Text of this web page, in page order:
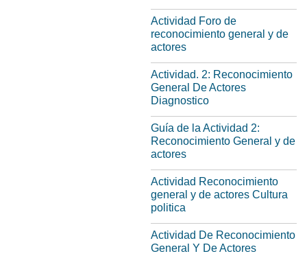
Actividad Foro de
reconocimiento general y de
actores
Actividad. 2: Reconocimiento
General De Actores
Diagnostico
Guía de la Actividad 2:
Reconocimiento General y de
actores
Actividad Reconocimiento
general y de actores Cultura
politica
Actividad De Reconocimiento
General Y De Actores